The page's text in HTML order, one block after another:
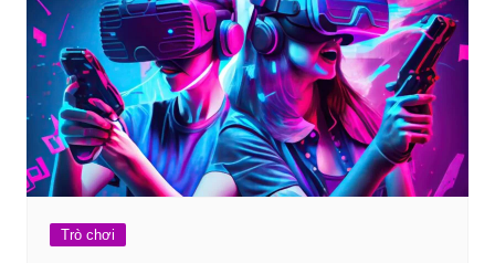
Trò chơi